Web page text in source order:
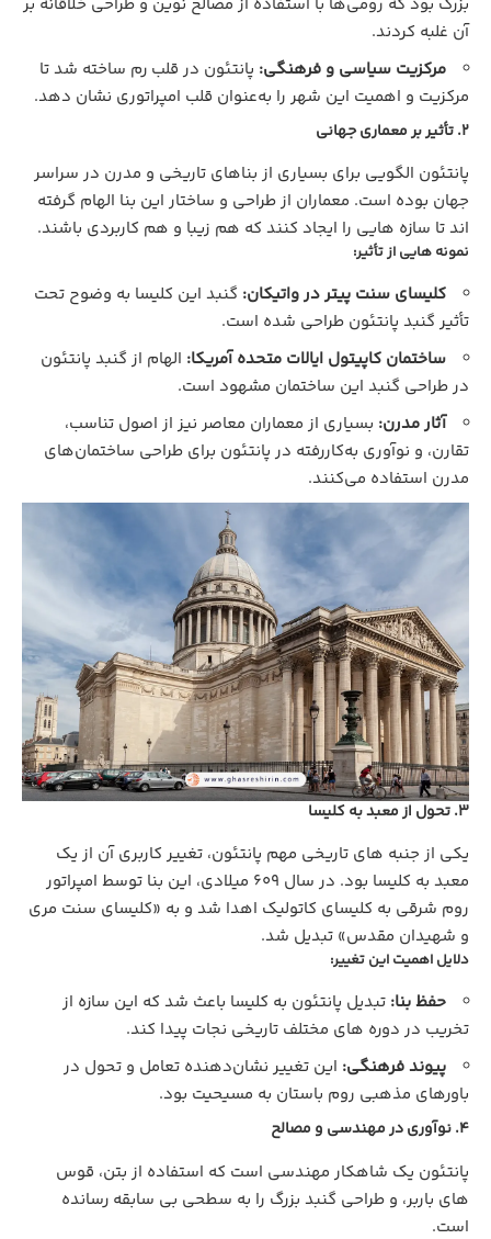
آن غلبه کردند.
مرکزیت سیاسی و فرهنگی: پانتئون در قلب رم ساخته شد تا
مرکزیت و اهمیت این شهر را به‌عنوان قلب امپراتوری نشان دهد.
2. تأثیر بر معماری جهانی
پانتئون الگویی برای بسیاری از بناهای تاریخی و مدرن در سراسر
جهان بوده است. معماران از طراحی و ساختار این بنا الهام گرفته‌
اند تا سازه‌ هایی را ایجاد کنند که هم زیبا و هم کاربردی باشند.
نمونه‌ هایی از تأثیر:
کلیسای سنت پیتر در واتیکان: گنبد این کلیسا به‌ وضوح تحت
تأثیر گنبد پانتئون طراحی شده است.
ساختمان کاپیتول ایالات متحده آمریکا: الهام از گنبد پانتئون
در طراحی گنبد این ساختمان مشهود است.
آثار مدرن: بسیاری از معماران معاصر نیز از اصول تناسب،
تقارن، و نوآوری به‌کاررفته در پانتئون برای طراحی ساختمان‌های
مدرن استفاده می‌کنند.
3. تحول از معبد به کلیسا
یکی از جنبه‌ های تاریخی مهم پانتئون، تغییر کاربری آن از یک
معبد به کلیسا بود. در سال 609 میلادی، این بنا توسط امپراتور
روم شرقی به کلیسای کاتولیک اهدا شد و به «کلیسای سنت مری
و شهیدان مقدس» تبدیل شد.
دلایل اهمیت این تغییر:
حفظ بنا: تبدیل پانتئون به کلیسا باعث شد که این سازه از
تخریب در دوره‌ های مختلف تاریخی نجات پیدا کند.
پیوند فرهنگی: این تغییر نشان‌دهنده تعامل و تحول در
باورهای مذهبی روم باستان به مسیحیت بود.
4. نوآوری در مهندسی و مصالح
پانتئون یک شاهکار مهندسی است که استفاده از بتن، قوس‌
های باربر، و طراحی گنبد بزرگ را به سطحی بی‌ سابقه رسانده
است.